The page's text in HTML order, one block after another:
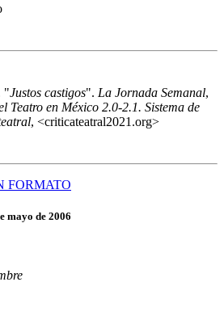
"Justos castigos". La Jornada Semanal,
Teatro en México 2.0-2.1. Sistema de
, <criticateatral2021.org>
FORMATO
mayo de 2006